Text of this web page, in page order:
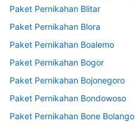
Paket Pernikahan Blitar
Paket Pernikahan Blora
Paket Pernikahan Boalemo
Paket Pernikahan Bogor
Paket Pernikahan Bojonegoro
Paket Pernikahan Bondowoso
Paket Pernikahan Bone Bolango